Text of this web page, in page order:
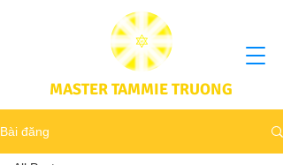
MASTER TAMMIE TRUONG
Bài đăng